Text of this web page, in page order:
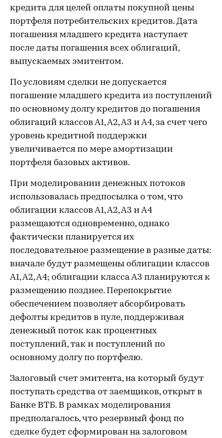
кредита для целей оплаты покупной цены
портфеля потребительских кредитов. Дата
погашения младшего кредита наступает
после даты погашения всех облигаций,
выпускаемых эмитентом.
По условиям сделки не допускается
погашение младшего кредита из поступлений
по основному долгу кредитов до погашения
облигаций классов А1, А2, А3 и А4, за счет чего
уровень кредитной поддержки
увеличивается по мере амортизации
портфеля базовых активов.
При моделировании денежных потоков
использовалась предпосылка о том, что
облигации классов А1, А2, А3 и А4
размещаются одновременно, однако
фактически планируется их
последовательное размещение в разные даты:
вначале будут размещены облигации классов
А1, А2, А4; облигации класса А3 планируются к
размещению позднее. Перепокрытие
обеспечением позволяет абсорбировать
дефолты кредитов в пуле, поддерживая
денежный поток как процентных
поступлений, так и поступлений по
основному долгу по портфелю.
Залоговый счет эмитента, на который будут
поступать средства от заемщиков, открыт в
Банке ВТБ. В рамках моделирования
предполагалось, что резервный фонд по
сделке будет сформирован на залоговом